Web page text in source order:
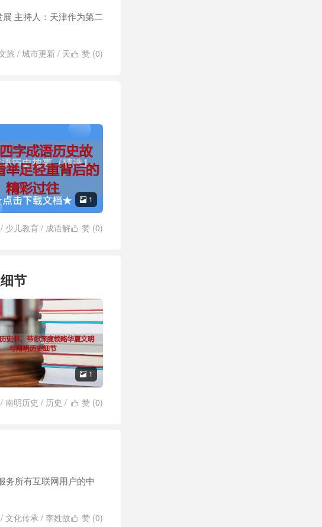
主持人：天津作为第二
 赞 (0)
旅 / 城市更新 / 天
 1
 赞 (0)
/ 少儿教育 / 成语解
节
 1
 赞 (0)
/ 南明历史 / 历史 /
务所有互联网用户的中
 赞 (0)
/ 文化传承 / 李姓故